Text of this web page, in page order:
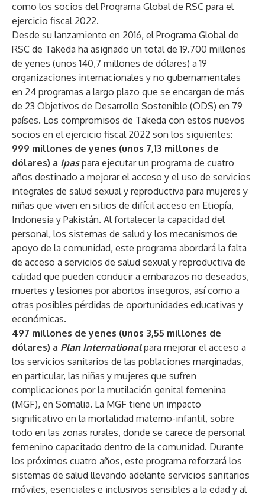
como los socios del Programa Global de RSC para el
ejercicio fiscal 2022.
Desde su lanzamiento en 2016, el Programa Global de
RSC de Takeda ha asignado un total de 19.700 millones
de yenes (unos 140,7 millones de dólares) a 19
organizaciones internacionales y no gubernamentales
en 24 programas a largo plazo que se encargan de más
de 23 Objetivos de Desarrollo Sostenible (ODS) en 79
países. Los compromisos de Takeda con estos nuevos
socios en el ejercicio fiscal 2022 son los siguientes:
999 millones de yenes (unos 7,13 millones de
dólares) a Ipaspara ejecutar un programa de cuatro
años destinado a mejorar el acceso y el uso de servicios
integrales de salud sexual y reproductiva para mujeres y
niñas que viven en sitios de difícil acceso en Etiopía,
Indonesia y Pakistán. Al fortalecer la capacidad del
personal, los sistemas de salud y los mecanismos de
apoyo de la comunidad, este programa abordará la falta
de acceso a servicios de salud sexual y reproductiva de
calidad que pueden conducir a embarazos no deseados,
muertes y lesiones por abortos inseguros, así como a
otras posibles pérdidas de oportunidades educativas y
económicas.
497 millones de yenes (unos 3,55 millones de
dólares) a Plan International para mejorar el acceso a
los servicios sanitarios de las poblaciones marginadas,
en particular, las niñas y mujeres que sufren
complicaciones por la mutilación genital femenina
(MGF), en Somalia. La MGF tiene un impacto
significativo en la mortalidad materno-infantil, sobre
todo en las zonas rurales, donde se carece de personal
femenino capacitado dentro de la comunidad. Durante
los próximos cuatro años, este programa reforzará los
sistemas de salud llevando adelante servicios sanitarios
móviles, esenciales e inclusivos sensibles a la edad y al